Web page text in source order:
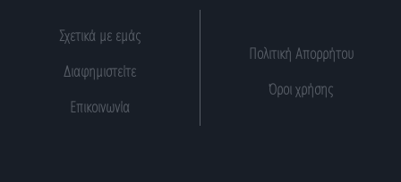
Σχετικά με εμάς
Διαφημιστείτε
Επικοινωνία
Πολιτική Απορρήτου
Όροι χρήσης